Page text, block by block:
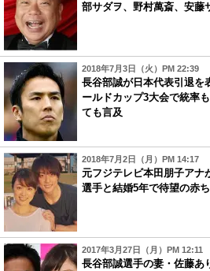
部サダヲ、野村萬斎、安藤
2018年7月3日（火）PM 22:39
長谷部誠が日本代表引退を
ールドカップ3大会で統率
ても言及
2018年7月2日（月）PM 14:17
元フジテレビ本田朋子アナ
選手と結婚5年で待望の赤ち
2017年3月27日（月）PM 12:11
長谷部誠選手の妻・佐藤あ